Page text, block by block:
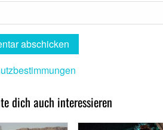
dich auch interessieren